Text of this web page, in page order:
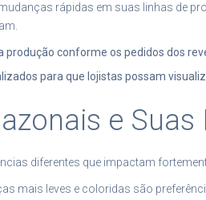
rápidas em suas linhas de
produção conforme os pedidos dos
para que lojistas possam
e
diferentes que impactam
mais leves e coloridas são